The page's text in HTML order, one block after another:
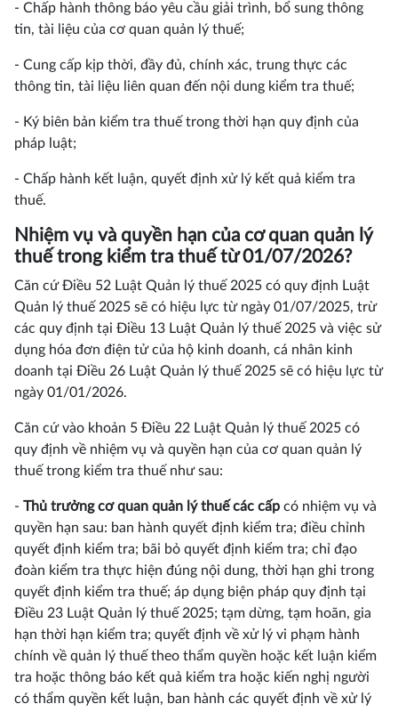
- Chấp hành thông báo yêu cầu giải trình, bổ sung thông
tin, tài liệu của cơ quan quản lý thuế;
- Cung cấp kịp thời, đầy đủ, chính xác, trung thực các
thông tin, tài liệu liên quan đến nội dung kiểm tra thuế;
- Ký biên bản kiểm tra thuế trong thời hạn quy định của
pháp luật;
- Chấp hành kết luận, quyết định xử lý kết quả kiểm tra
thuế.
Nhiệm vụ và quyền hạn của cơ quan quản lý
thuế trong kiểm tra thuế từ 01/07/2026?
Căn cứ Điều 52 Luật Quản lý thuế 2025 có quy định Luật
Quản lý thuế 2025 sẽ có hiệu lực từ ngày 01/07/2025, trừ
các quy định tại Điều 13 Luật Quản lý thuế 2025 và việc sử
dụng hóa đơn điện tử của hộ kinh doanh, cá nhân kinh
doanh tại Điều 26 Luật Quản lý thuế 2025 sẽ có hiệu lực từ
ngày 01/01/2026.
Căn cứ vào khoản 5 Điều 22 Luật Quản lý thuế 2025 có
quy định về nhiệm vụ và quyền hạn của cơ quan quản lý
thuế trong kiểm tra thuế như sau:
- Thủ trưởng cơ quan quản lý thuế các cấp có nhiệm vụ và
quyền hạn sau: ban hành quyết định kiểm tra; điều chỉnh
quyết định kiểm tra; bãi bỏ quyết định kiểm tra; chỉ đạo
đoàn kiểm tra thực hiện đúng nội dung, thời hạn ghi trong
quyết định kiểm tra thuế; áp dụng biện pháp quy định tại
Điều 23 Luật Quản lý thuế 2025; tạm dừng, tạm hoãn, gia
hạn thời hạn kiểm tra; quyết định về xử lý vi phạm hành
chính về quản lý thuế theo thẩm quyền hoặc kết luận kiểm
tra hoặc thông báo kết quả kiểm tra hoặc kiến nghị người
có thẩm quyền kết luận, ban hành các quyết định về xử lý